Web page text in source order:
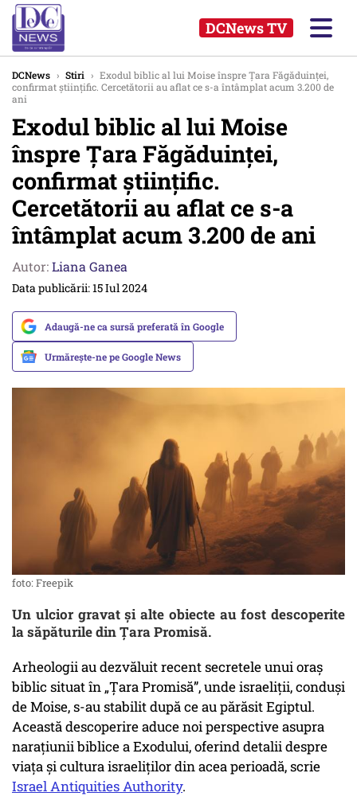
DCNews TV
DCNews › Stiri › Exodul biblic al lui Moise înspre Țara Făgăduinței,
confirmat științific. Cercetătorii au aflat ce s-a întâmplat acum 3.200 de
ani
Exodul biblic al lui Moise
înspre Țara Făgăduinței,
confirmat științific.
Cercetătorii au aflat ce s-a
întâmplat acum 3.200 de ani
Autor:Liana Ganea
Data publicării: 15 Iul 2024
Adaugă-ne ca sursă preferată în Google
Urmărește-ne pe Google News
foto: Freepik
Un ulcior gravat și alte obiecte au fost descoperite
la săpăturile din Țara Promisă.
Arheologii au dezvăluit recent secretele unui oraș
biblic situat în „Țara Promisă”, unde israeliții, conduși
de Moise, s-au stabilit după ce au părăsit Egiptul.
Această descoperire aduce noi perspective asupra
narațiunii biblice a Exodului, oferind detalii despre
viața și cultura israeliților din acea perioadă, scrie
Israel Antiquities Authority.